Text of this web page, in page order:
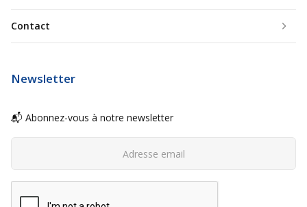
Contact
Newsletter
📬 Abonnez-vous à notre newsletter